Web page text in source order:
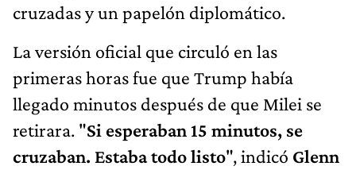
cruzadas y un papelón diplomático.
La versión oficial que circuló en las
primeras horas fue que Trump había
llegado minutos después de que Milei se
retirara. "Si esperaban 15 minutos, se
cruzaban. Estaba todo listo", indicó Glenn